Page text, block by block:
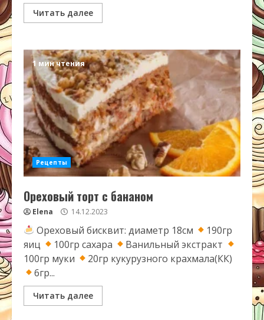
Читать далее
1 мин чтения
Рецепты
Ореховый торт с бананом
Elena 14.12.2023
Ореховый бисквит: диаметр 18см
190гр
яиц
100гр сахара
Ванильный экстракт
100гр муки
20гр кукурузного крахмала(КК)
6гр...
Читать далее